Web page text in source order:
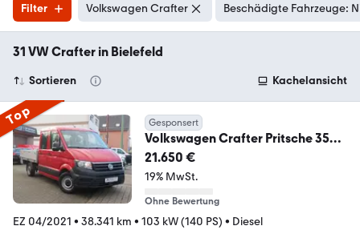
Filter Volkswagen Crafter Beschädigte Fahrzeuge:
31 VW Crafter in Bielefeld
Sortieren Kachelansicht
Top Gesponsert
Volkswagen Crafter Pritsche 35
*KLIMA *STANDHEIZUNG *AHK
21.650 €
19% MwSt.
Ohne Bewertung
EZ 04/2021 • 38.341 km • 103 kW (140 PS) • Diesel